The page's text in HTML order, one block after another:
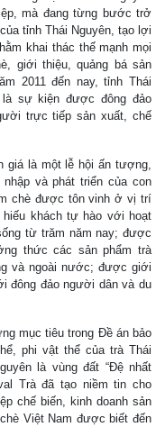
mà đang từng bước trở
tỉnh Thái Nguyên, tạo lợi
khai thác thế mạnh mọi
giới thiệu, quảng bá sản
2011 đến nay, tỉnh Thái
sự kiện được đông đảo
trực tiếp sản xuất, chế
là một lễ hội ấn tượng,
và phát triển của con
chè được tôn vinh ở vị trí
khách tự hào với hoạt
từ trăm năm nay; được
thức các sản phẩm trà
và ngoài nước; được giới
đông đảo người dân và du
mục tiêu trong Đề án bảo
phi vật thể của trà Thái
là vùng đất “Đệ nhất
Trà đã tạo niềm tin cho
chế biến, kinh doanh sản
Việt Nam được biết đến